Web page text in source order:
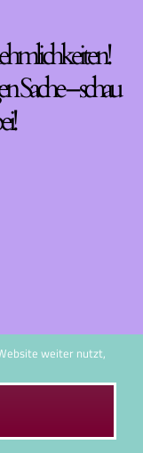
Sache – schau
weiter nutzt,